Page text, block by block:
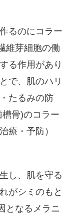
るのにコラー
維芽細胞の働
る作用があり
で、肌のハリ
たるみの防
骨)のコラー
療・予防）
し、肌を守る
がシミのもと
となるメラニ